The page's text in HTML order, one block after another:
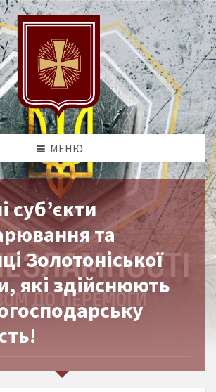
МЕНЮ
суб’єкти
та
Золотоніської
які здійснюють